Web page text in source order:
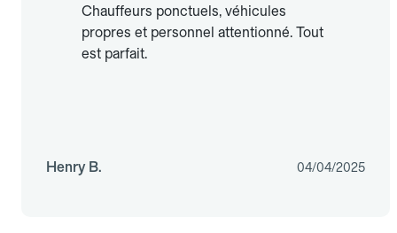
Chauffeurs ponctuels, véhicules
propres et personnel attentionné. Tout
est parfait.
Henry B. 04/04/2025